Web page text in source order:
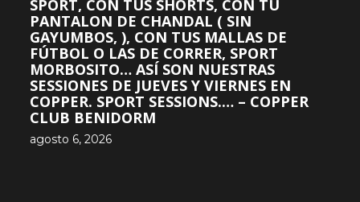
SPORT, CON TUS SHORTS, CON TU
PANTALON DE CHANDAL ( SIN
GAYUMBOS, ), CON TUS MALLAS DE
FÚTBOL O LAS DE CORRER, SPORT
MORBOSITO… ASÍ SON NUESTRAS
SESSIONES DE JUEVES Y VIERNES EN
COPPER. SPORT SESSIONS.… – COPPER
CLUB BENIDORM
agosto 6, 2026